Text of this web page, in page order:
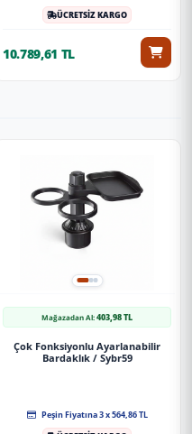
ÜCRETSİZ KARGO
10.789,61 TL
Mağazadan Al:403,98 TL
Çok Fonksiyonlu Ayarlanabilir
Bardaklık / Sybr59
Peşin Fiyatına 3 x 564,86 TL